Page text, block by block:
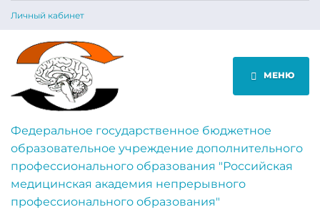
Личный кабинет
МЕНЮ
Федеральное государственное бюджетное
образовательное учреждение дополнительного
профессионального образования "Российская
медицинская академия непрерывного
профессионального образования"